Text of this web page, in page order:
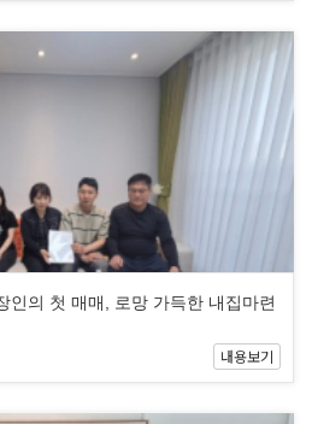
인의 첫 매매, 로망 가득한 내집마련
내용보기